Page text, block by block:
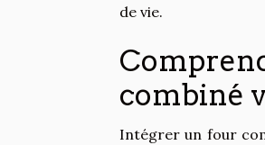
de vie.
combiné
Intégrer un four